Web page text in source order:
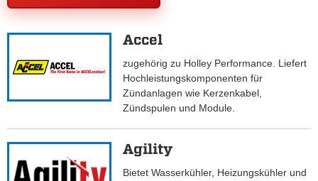
Accel
zugehörig zu Holley Performance. Liefert
Hochleistungskomponenten für
Zündanlagen wie Kerzenkabel,
Zündspulen und Module.
Agility
Bietet Wasserkühler, Heizungskühler und